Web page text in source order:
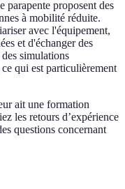
parapente proposent des
à mobilité réduite.
avec l'équipement,
et d'échanger des
simulations
ce qui est particulièrement
ait une formation
les retours d’expérience
questions concernant